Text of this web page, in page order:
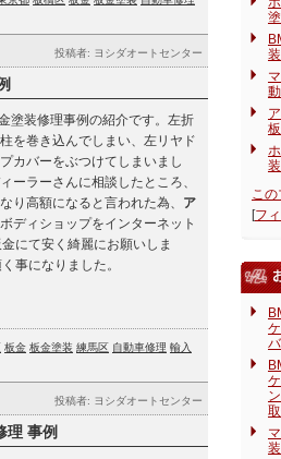
投稿者: ヨシダオートセンター
塗装修理事例の紹介です。左折
を巻き込んでしまい、左リヤド
カバーをぶつけてしまいまし
ーラーさんに相談したところ、
り高額になると言われた為、 ア
ディショップをインターネット
にて安く綺麗にお願いしま
事になりました。
板金 板金塗装 練馬区 自動車修理 輸入
投稿者: ヨシダオートセンター
理 事例
こ
[フ